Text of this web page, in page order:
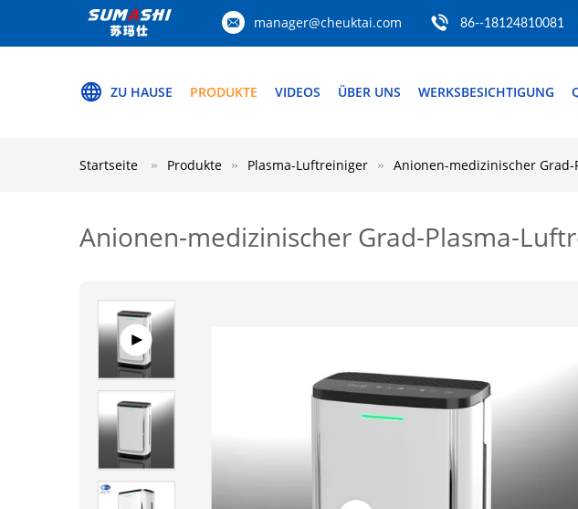
manager@cheuktai.com 86--18124810081
ZU HAUSE PRODUKTE VIDEOS ÜBER UNS WERKSBESICHTIGUNG
Startseite Produkte Plasma-Luftreiniger Anionen-medizinischer
Anionen-medizinischer Grad-Plasma-